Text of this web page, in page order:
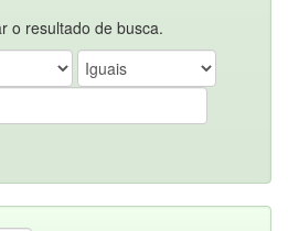
o resultado de busca.